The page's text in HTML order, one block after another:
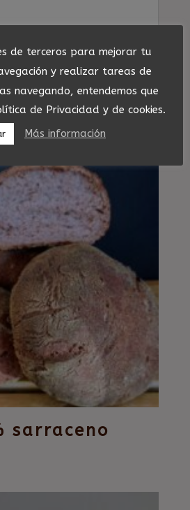
relacionados
sarraceno
de terceros para mejorar tu
y realizar tareas de
navegando, entendemos que
de Privacidad y de cookies.
Más información